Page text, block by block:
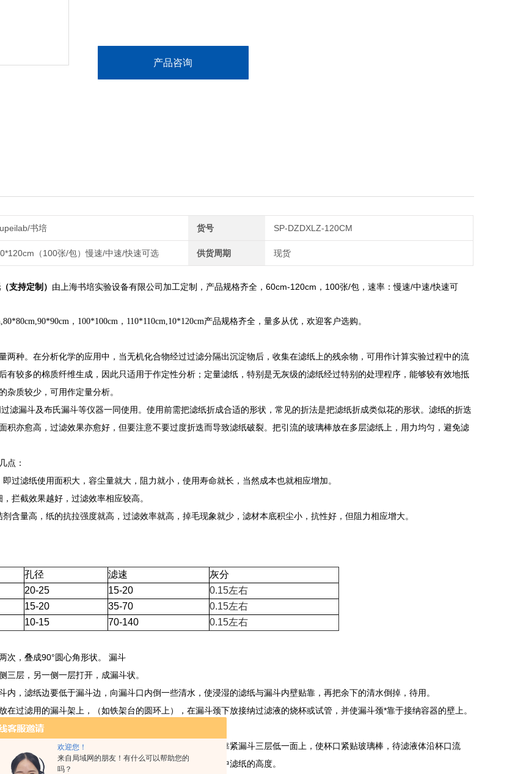
欢迎您！
来自局域网的朋友！有什么可以帮助您的
吗？
产品咨询
书培 货号 SP-DZDXLZ-120CM
（100张/包）慢速/中速/快速可选 供货周期 现货
支持定制） 由上海书培实验设备有限公司加工定制，产品规格齐全，60cm-120cm，100张/包，速率：慢速/中速/快速可
，100*100cm，110*110cm,10*120cm产品规格齐全，量多从优，欢迎客户选购。
两种。在分析化学的应用中，当无机化合物经过过滤分隔出沉淀物后，收集在滤纸上的残余物，可用作计算实验过程中的流
有较多的棉质纤维生成，因此只适用于作定性分析；定量滤纸，特别是无灰级的滤纸经过特别的处理程序，能够较有效地抵
杂质较少，可用作定量分析。
滤漏斗及布氏漏斗等仪器一同使用。使用前需把滤纸折成合适的形状，常见的折法是把滤纸折成类似花的形状。滤纸的折迭
积亦愈高，过滤效果亦愈好，但要注意不要过度折迭而导致滤纸破裂。把引流的玻璃棒放在多层滤纸上，用力均匀，避免滤
点：
过滤纸使用面积大，容尘量就大，阻力就小，使用寿命就长，当然成本也就相应增加。
拦截效果越好，过滤效率相应较高。
含量高，纸的抗拉强度就高，过滤效率就高，掉毛现象就少，滤材本底积尘小，抗性好，但阻力相应增大。
孔径 滤速
灰分
20-25 15-20 0.15左右
15-20 35-70 0.15左右
10-15 70-140 0.15左右
次，叠成90° 圆心角形状。
漏斗
三层，另一侧一层打开，成漏斗状。
内，滤纸边要低于漏斗边，向漏斗口内倒一些清水，使浸湿的滤纸与漏斗内壁贴靠，再把余下的清水倒掉，待用。
在过滤用的漏斗架上，（如铁架台的圆环上），在漏斗颈下放接纳过滤液的烧杯或试管，并使漏斗颈*靠于接纳容器的壁上。
的液体时，右手持盛液烧杯，左手持玻璃棒，玻璃棒下端靠紧漏斗三层低一面上，使杯口紧贴玻璃棒，待滤液体沿杯口流
顺势流入漏斗内，流到漏斗里的液体，液面不能超过漏斗中滤纸的高度。